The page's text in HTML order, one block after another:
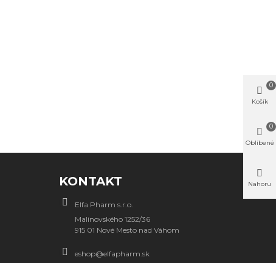
KONTAKT
Elfa Pharm s.r.o.
Malinovského 1252/36
915 01 Nové Mesto nad Váhom
eshop@elfapharm.sk
Košík
0
Oblíbené
0
Nahoru